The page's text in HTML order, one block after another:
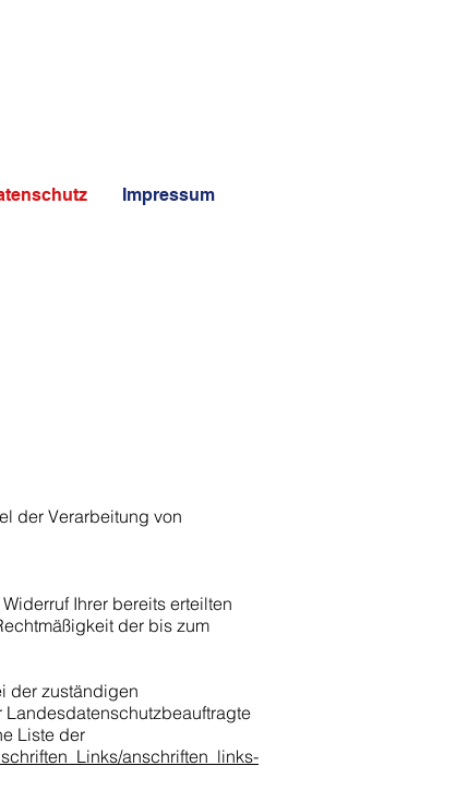
der Verarbeitung von
Ihrer bereits erteilten
der bis zum
der zuständigen
Liste der
anschriften_links-
Impressum